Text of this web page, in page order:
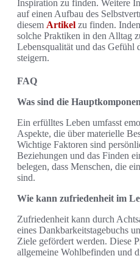
Inspiration zu finden. Weitere
auf einen Aufbau des
diesem Artikel zu finden.
solche Praktiken in den Alltag
Lebensqualität und das Gefühl
steigern.
FAQ
Was sind die
Ein erfülltes Leben umfasst
Aspekte, die über materielle
Wichtige Faktoren sind
Beziehungen und das Finden
belegen, dass Menschen, die
sind.
Wie kann zufriedenheit im
Zufriedenheit kann durch
eines Dankbarkeitstagebuchs
Ziele gefördert werden. Diese
allgemeine Wohlbefinden und